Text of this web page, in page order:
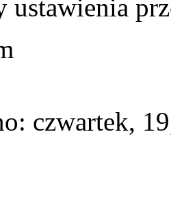
ustawienia
czwartek,